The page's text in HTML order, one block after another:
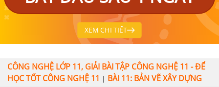
XEM CHI TIẾT
CÔNG NGHỆ LỚP 11, GIẢI BÀI TẬP CÔNG NGHỆ 11 - ĐỂ
HỌC TỐT CÔNG NGHỆ 11 | BÀI 11: BẢN VẼ XÂY DỰNG